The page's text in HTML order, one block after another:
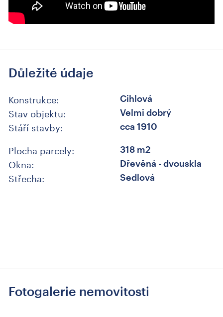
Důležité údaje
Konstrukce: Cihlová
Stav objektu: Velmi dobrý
Stáří stavby: cca 1910
Plocha parcely: 318 m2
Okna: Dřevěná - dvouskla
Střecha: Sedlová
Fotogalerie nemovitosti